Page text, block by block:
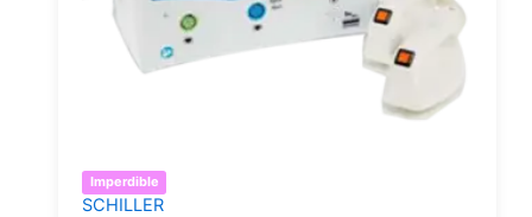
Imperdible
SCHILLER